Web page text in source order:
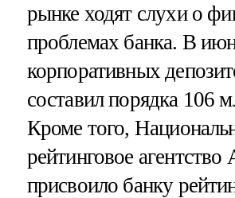
рынке ходят слухи о
проблемах банка. В
корпоративных
составил порядка 106
Кроме того,
рейтинговое
присвоило банку